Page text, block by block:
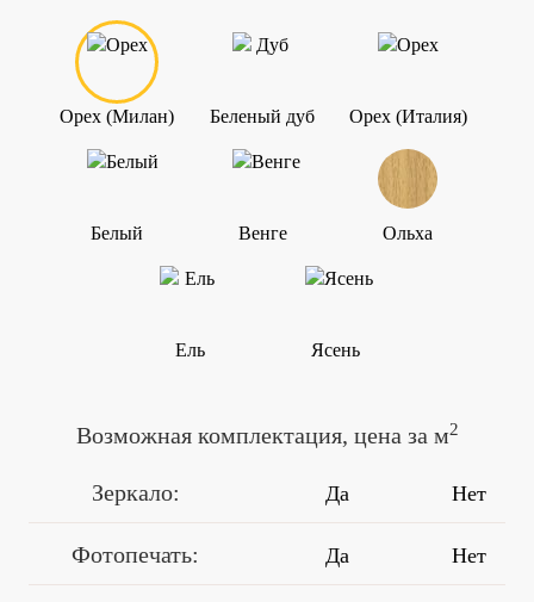
Орех (Милан) Беленый дуб Орех (Италия)
Белый Венге Ольха
Ель Ясень
Возможная комплектация, цена за м2
Зеркало: Да Нет
Фотопечать: Да Нет